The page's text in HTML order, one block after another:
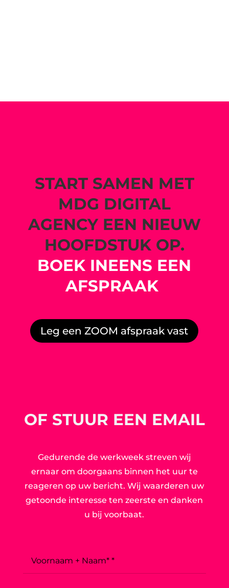
START SAMEN MET
MDG DIGITAL
AGENCY EEN NIEUW
HOOFDSTUK OP.
BOEK INEENS EEN
AFSPRAAK
Leg een ZOOM afspraak vast
OF STUUR EEN EMAIL
Gedurende de werkweek streven wij
ernaar om doorgaans binnen het uur te
reageren op uw bericht. Wij waarderen uw
getoonde interesse ten zeerste en danken
u bij voorbaat.